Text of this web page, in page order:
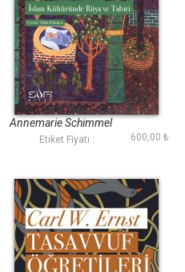
Halifenin Rüyaları
Annemarie Schimmel
Etiket Fiyatı : 600,00 ₺